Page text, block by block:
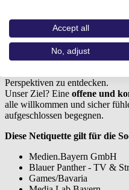
Die Medien.Bayern GmbH
Meinungsvielfalt.Unsere
Austausch, Diskussion und
Innovation und die Zukunft der
Wir bringen
Perspektiven zu entdecken.
Unser Ziel? Eine offene und
alle willkommen und sicher
aufgeschlossen begegnen.
Diese Netiquette gilt für die
Medien.Bayern GmbH
Blauer Panther - TV &
Games/Bavaria
Accept all
No, adjust